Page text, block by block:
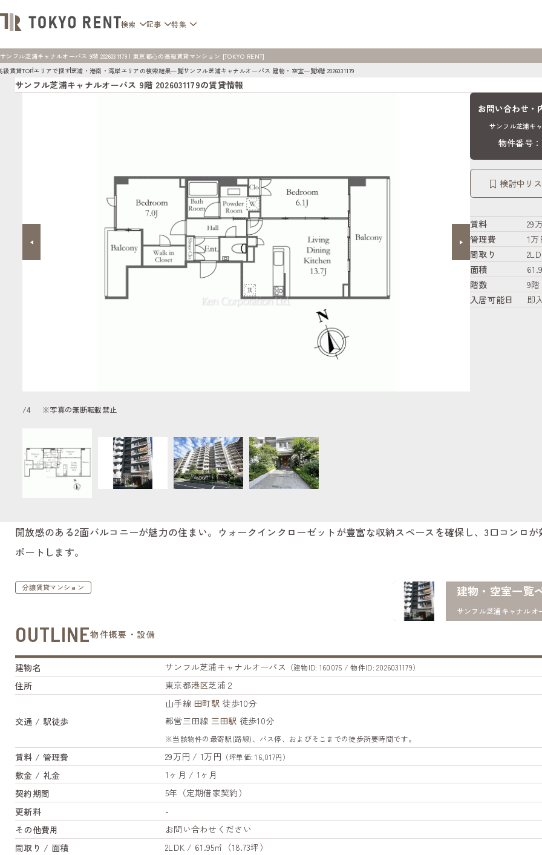
検索 記事 特集
サンフル芝浦キャナルオーパス 9階 2026031179 | 東京都心の高級賃貸マンション [TOKYO RENT]
級賃貸TOPエリアで探す芝浦・港南・湾岸エリアの検索結果一覧サンフル芝浦キャナルオーパス 建物・空室一覧9階 2026031179
サンフル芝浦キャナルオーパス 9階 2026031179の賃貸情報
/4 ※写真の無断転載禁止
お問い合わせ・
サンフル芝浦キ
物件番号：
検討中リ
賃料
29
管理費
1万
間取り
面積
階数
9階
入居可能日
即
開放感のある2面バルコニーが魅力の住まい。ウォークインクローゼットが豊富な収納スペースを確保し、3口コンロ
ポートします。
分譲賃貸マンション 建物・空室一覧
サンフル芝浦キャナルオ
OUTLINE物件概要・設備
建物名 サンフル芝浦キャナルオーパス （建物ID: 160075 / 物件ID: 2026031179）
住所 東京都港区芝浦２
交通 / 駅徒歩
山手線 田町駅徒歩10分
都営三田線 三田駅 徒歩10分
※当該物件の最寄駅(路線)、バス停、およびそこまでの徒歩所要時間です。
賃料 / 管理費 29万円 / 1万円 （坪単価: 16,017円）
敷金 / 礼金
1ヶ月 / 1ヶ月
契約期間
5年（定期借家契約）
更新料
-
その他費用
お問い合わせください
間取り / 面積
2LDK / 61.95㎡（18.73坪）